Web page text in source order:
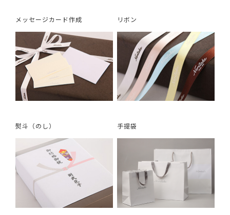
メッセージカード作成 リボン
熨斗（のし） 手提袋